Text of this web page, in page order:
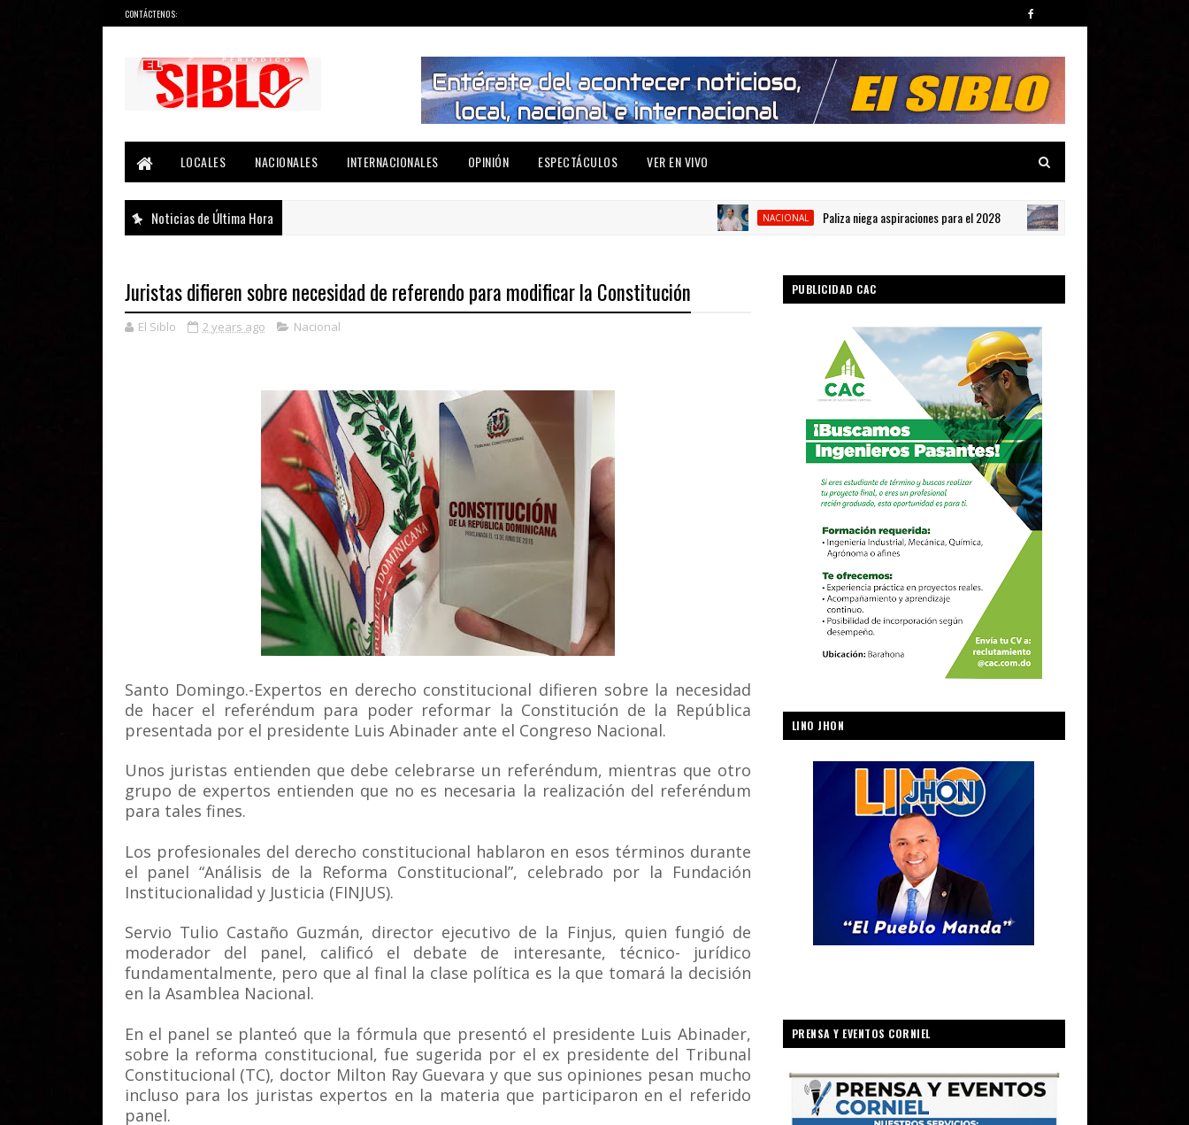
CONTÁCTENOS:
LOCALES
NACIONALES INTERNACIONALES OPINIÓN ESPECTÁCULOS VER EN VIVO
Noticias de Última Hora NACIONAL Paliza niega aspiraciones para el 2028 INTERNACIONAL
Juristas difieren sobre necesidad de referendo para modificar la Constitución
El Siblo 2 years ago Nacional
Santo Domingo.-Expertos en derecho constitucional difieren sobre la necesidad
de hacer el referéndum para poder reformar la Constitución de la República
presentada por el presidente Luis Abinader ante el Congreso Nacional.
Unos juristas entienden que debe celebrarse un referéndum, mientras que otro
grupo de expertos entienden que no es necesaria la realización del referéndum
para tales fines.
Los profesionales del derecho constitucional hablaron en esos términos durante
el panel “Análisis de la Reforma Constitucional”, celebrado por la Fundación
Institucionalidad y Justicia (FINJUS).
Servio Tulio Castaño Guzmán, director ejecutivo de la Finjus, quien fungió de
moderador del panel, calificó el debate de interesante, técnico- jurídico
fundamentalmente, pero que al final la clase política es la que tomará la decisión
en la Asamblea Nacional.
En el panel se planteó que la fórmula que presentó el presidente Luis Abinader,
sobre la reforma constitucional, fue sugerida por el ex presidente del Tribunal
Constitucional (TC), doctor Milton Ray Guevara y que sus opiniones pesan mucho
incluso para los juristas expertos en la materia que participaron en el referido
panel.
PUBLICIDAD CAC
LINO JHON
PRENSA Y EVENTOS CORNIEL